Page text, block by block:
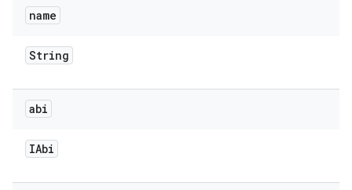
name
String
abi
IAbi